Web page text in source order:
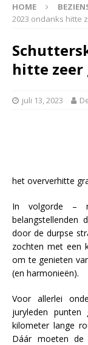
HOME
2023 ondanks hitte
hitte zeer
juli 13, 2023
het oververhitte
In volgorde –
belangstellenden
door de durpse
zochten met een
om te genieten
(en harmonieën).
Voor allerlei
juryleden
kilometer lange
Dáár moeten de